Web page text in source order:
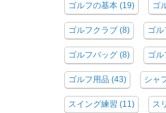
ゴルフの基本 (19) ゴ
ゴルフクラブ (8) ゴ
ゴルフバッグ (8) ゴ
ゴルフ用品 (43) シャ
スイング練習 (11) ス